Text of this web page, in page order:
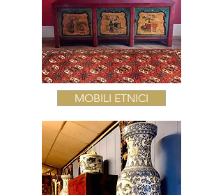
MOBILI ETNICI